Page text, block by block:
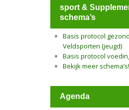
sport &
schema’s
Basis protocol
Veldsporten (jeugd)
Basis protocol
Bekijk meer schema’s!
Agenda